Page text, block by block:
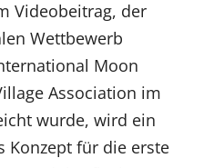
Videobeitrag, der
Wettbewerb
Moon
Association im
wurde, wird ein
Konzept für die erste